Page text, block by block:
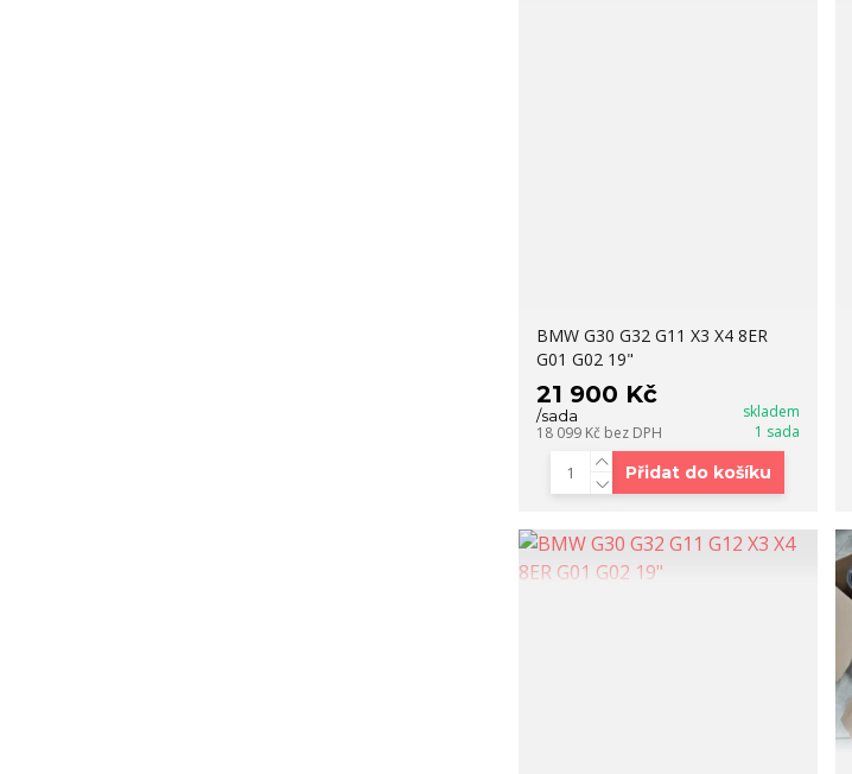
BMW G30 G32 G11 X3 X4 8ER
G01 G02 19"
21 900 Kč
/sada
18 099 Kč bez DPH
skladem
1 sada
Přidat do košíku